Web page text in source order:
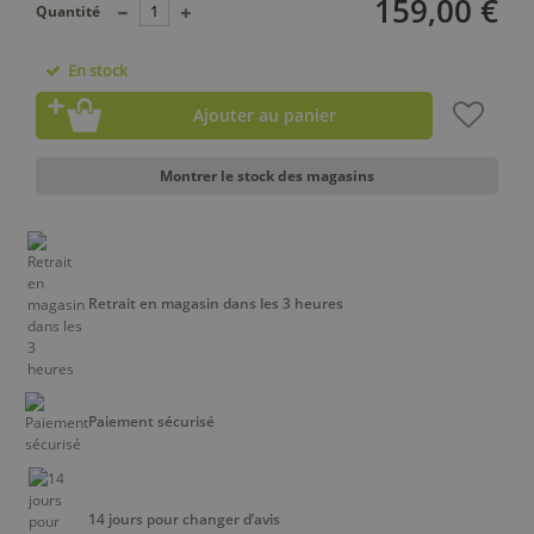
159,00 €
Quantité
En stock
Ajouter au panier
Montrer le stock des magasins
Retrait en magasin dans les 3 heures
Paiement sécurisé
14 jours pour changer d’avis